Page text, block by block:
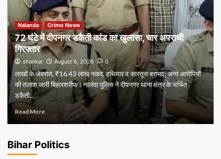
Nalanda Crime News
72 घंटे में दीपनगर डकैती कांड का खुलासा, चार अपराधी
गिरफ्तार
shankar August 6, 2026 0
लाखों के जेवरात, ₹16.43 लाख नकद, हथियार व कारतूस बरामद; अन्य आरोपियों
की तलाश जारी बिहारशरीफ। नालंदा पुलिस ने दीपनगर थाना क्षेत्र के चर्चित
डकैती...
Read More
Bihar Politics